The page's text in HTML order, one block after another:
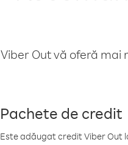
Viber Out vă oferă mai
Pachete de credit
Este adăugat credit Viber Out